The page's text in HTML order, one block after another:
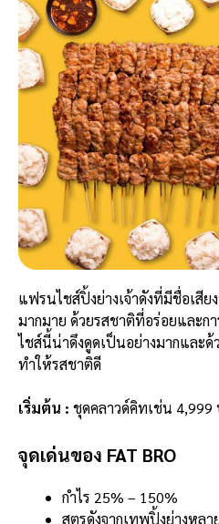
แฟรนไชส์ปิ้งย่างเจ้าดังที่มีชื่อเสีย
มากมาย ด้วยรสชาติที่อร่อยและ
ไชส์นี้น่าดึงดูดเป็นอย่างมากและด้
ทำให้รสชาติดี
เริ่มต้น : ชุดคลาวด์คิทเช่น 4,999
จุดเด่นของ FAT BRO
กำไร 25% – 150%
สูตรดังจากเทพปิ้งย่างหลา